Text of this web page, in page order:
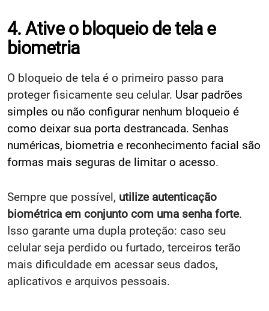
4. Ative o bloqueio de tela e
biometria
O bloqueio de tela é o primeiro passo para
proteger fisicamente seu celular. Usar padrões
simples ou não configurar nenhum bloqueio é
como deixar sua porta destrancada. Senhas
numéricas, biometria e reconhecimento facial são
formas mais seguras de limitar o acesso.
Sempre que possível, utilize autenticação
biométrica em conjunto com uma senha forte.
Isso garante uma dupla proteção: caso seu
celular seja perdido ou furtado, terceiros terão
mais dificuldade em acessar seus dados,
aplicativos e arquivos pessoais.